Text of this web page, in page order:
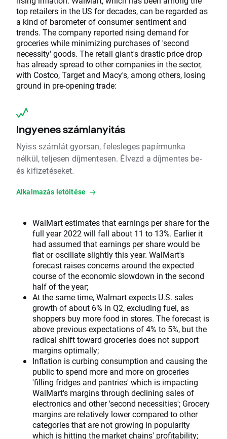
top retailers in the US for decades, can be regarded as
a kind of barometer of consumer sentiment and
trends. The company reported rising demand for
groceries while minimizing purchases of 'second
necessity' goods. The retail giant's drastic price drop
has already spread to other companies in the sector,
with Costco, Target and Macy's, among others, losing
ground in pre-opening trade:
Ingyenes számlanyitás
Nyiss számlát gyorsan, felesleges papírmunka
nélkül, teljesen díjmentesen. Élvezd a díjmentes be-
és kifizetéseket.
Alkalmazás letöltése
WalMart estimates that earnings per share for the
full year 2022 will fall about 11 to 13%. Earlier it
had assumed that earnings per share would be
flat or oscillate slightly this year. WalMart's
forecast raises concerns around the expected
course of the economic slowdown in the second
half of the year;
At the same time, Walmart expects U.S. sales
growth of about 6% in Q2, excluding fuel, as
shoppers buy more food in stores. The forecast is
above previous expectations of 4% to 5%, but the
radical shift toward groceries does not support
margins optimally;
Inflation is curbing consumption and causing the
public to spend more and more on groceries
'filling fridges and pantries' which is impacting
WalMart's margins through declining sales of
electronics and other 'second necessities'; Grocery
margins are relatively lower compared to other
categories that are not growing in popularity
which is hitting the market chains' profitability;